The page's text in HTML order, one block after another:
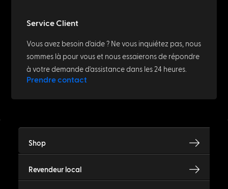
Service Client
Vous avez besoin d'aide ? Ne vous inquiétez pas, nous
sommes là pour vous et nous essaierons de répondre
à votre demande d'assistance dans les 24 heures.
Prendre contact
Shop
Revendeur local